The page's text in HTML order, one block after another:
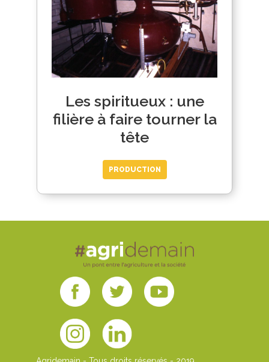
Les spiritueux : une
filière à faire tourner la
tête
PRODUCTION